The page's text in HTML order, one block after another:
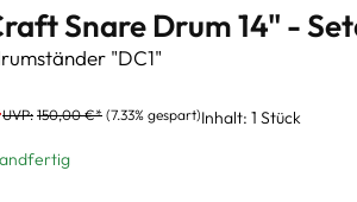
Snare Drum 14" -
"DC1"
UVP: 150,00 €* (7.33% gespart)Inhalt: 1 Stück